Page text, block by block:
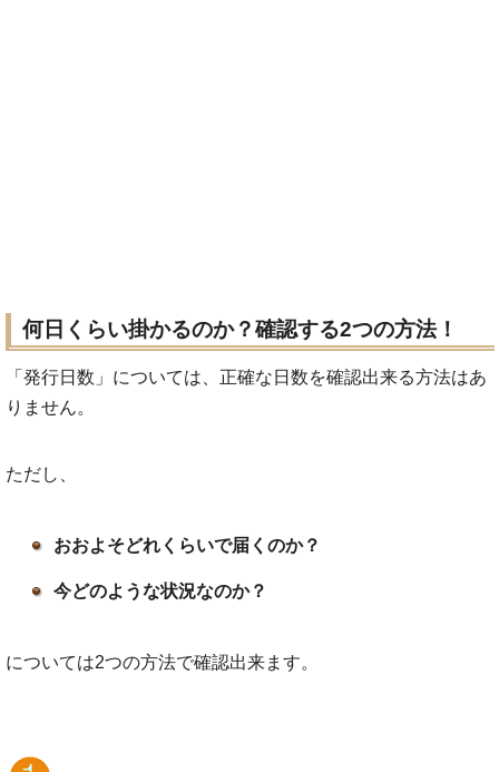
何日くらい掛かるのか？確認する2つの方法！
「発行日数」については、正確な日数を確認出来る方法はあ
りません。
ただし、
おおよそどれくらいで届くのか？
今どのような状況なのか？
については2つの方法で確認出来ます。